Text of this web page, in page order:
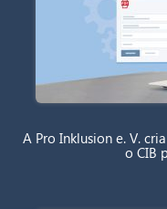
A Pro Inklusion e. V.
o CIB